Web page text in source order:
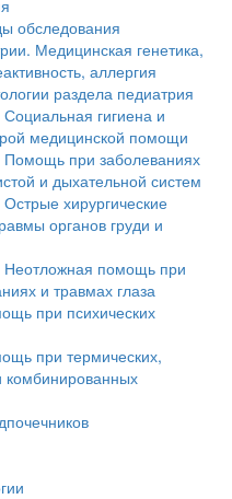
обследования
Медицинская генетика,
аллергия
раздела педиатрия
гигиена и
медицинской помощи
при заболеваниях
и дыхательной систем
хирургические
органов груди и
помощь при
и травмах глаза
при психических
при термических,